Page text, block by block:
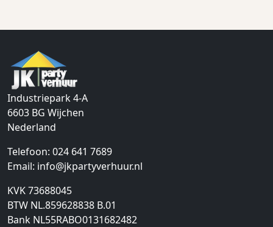
Industriepark 4-A
6603 BG Wijchen
Nederland
Telefoon: 024 641 7689
Email: info@jkpartyverhuur.nl
KVK 73688045
BTW NL.859628838 B.01
Bank NL55RABO0131682482